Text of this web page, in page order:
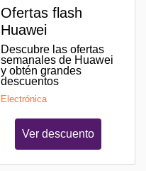
Ofertas flash
Huawei
Descubre las ofertas
semanales de Huawei
y obtén grandes
descuentos
Electrónica
Ver descuento